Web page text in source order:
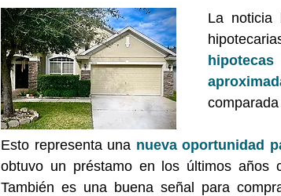
La noticia
Esto representa una nueva oportunidad
obtuvo un préstamo en los últimos años
También es una buena señal para